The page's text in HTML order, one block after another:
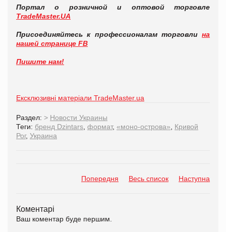
Портал о розничной и оптовой торговле
TradeMaster.UA
Присоединяйтесь к профессионалам торговли на
нашей странице FB
Пишите нам!
Ексклюзивні матеріали TradeMaster.ua
Раздел: > Новости Украины
Теги: бренд Dzintars формат, «моно-острова»
Кривой
Рог, Украина
Попередня Весь список Наступна
Коментарі
Ваш коментар буде першим.